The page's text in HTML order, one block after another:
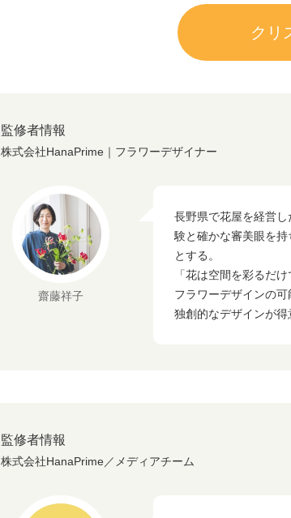
クリ
監修者情報
株式会社HanaPrime｜フラワーデザイナー
齋藤祥子
長野県で花屋を経営
験と確かな審美眼を
とする。
「花は空間を彩るだ
フラワーデザインの可
独創的なデザインが得
監修者情報
株式会社HanaPrime／メディアチーム